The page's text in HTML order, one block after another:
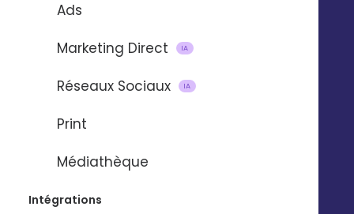
Ads
Marketing Direct
IA
Réseaux Sociaux IA
Print
Médiathèque
Intégrations